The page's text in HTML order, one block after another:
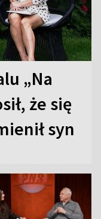
„Na
że się
syn